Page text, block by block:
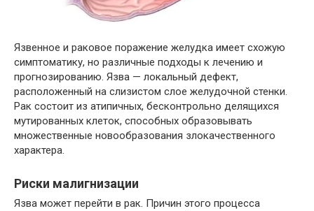
Язвенное и раковое поражение желудка имеет схожую
симптоматику, но различные подходы к лечению и
прогнозированию. Язва — локальный дефект,
расположенный на слизистом слое желудочной стенки.
Рак состоит из атипичных, бесконтрольно делящихся
мутированных клеток, способных образовывать
множественные новообразования злокачественного
характера.
Риски малигнизации
Язва может перейти в рак. Причин этого процесса